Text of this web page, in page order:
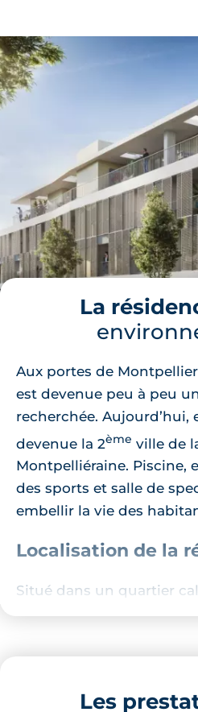
La
Aux portes de
est devenue peu à peu
recherchée. Aujourd’hui,
devenue la 2ème ville de
Montpelliéraine. Piscine,
des sports et salle de
embellir la vie des
Localisation de la
Situé dans un quartier
programme immobilier
ceux recherchant
serez à proximité de
Les